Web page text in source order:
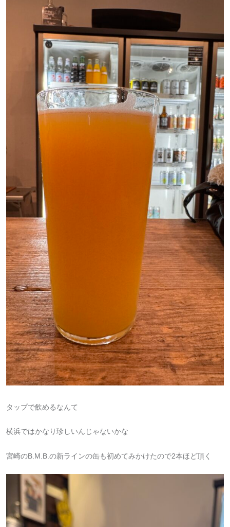
タップで飲めるなんて
横浜ではかなり珍しいんじゃないかな
宮崎のB.M.B.の新ラインの缶も初めてみかけたので2本ほど頂く